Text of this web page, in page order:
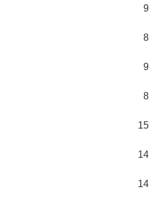
9
8
9
8
15
14
14